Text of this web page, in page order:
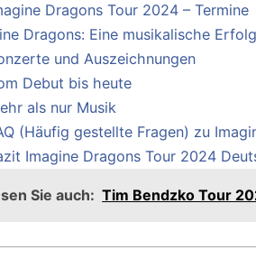
Dragons Tour 2024 – Termine
Dragons: Eine musikalische
und Auszeichnungen
Debut bis heute
als nur Musik
(Häufig gestellte Fragen) zu
Imagine Dragons Tour 2024
Sie auch: Tim Bendzko Tour